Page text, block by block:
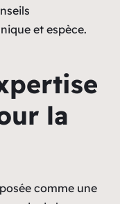
et espèce.
la
comme une